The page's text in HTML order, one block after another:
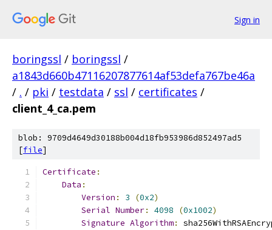
Sign in
boringssl / boringssl /
a1843d660b47116207877614af53defa767be46a
/ . / pki / testdata / ssl / certificates /
client_4_ca.pem
blob: 9709d4649d30188b004d18fb953986d852497ad5
[file]
Certificate :
Data :
Version : 3 (0x2)
Serial Number: 4098 (0x1002)
Signature Algorithm: